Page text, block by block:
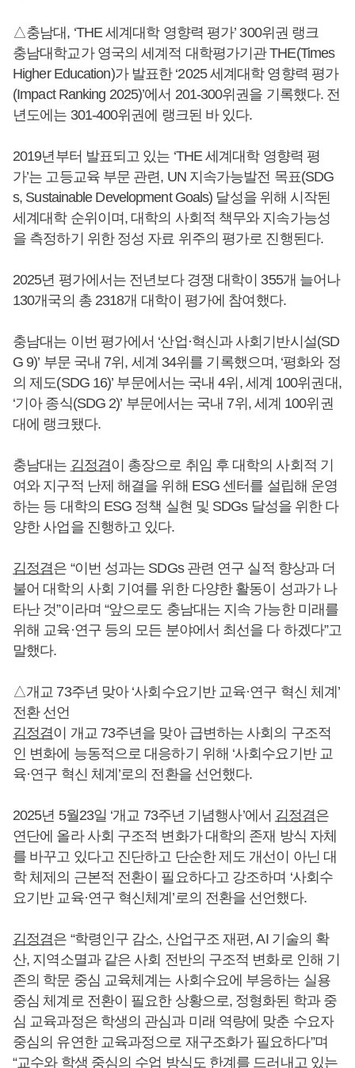
△충남대, ‘THE 세계대학 영향력 평가’ 300위권 랭크
충남대학교가 영국의 세계적 대학평가기관 THE(Times
Higher Education)가 발표한 ‘2025 세계대학 영향력 평가
(Impact Ranking 2025)’에서 201-300위권을 기록했다. 전
년도에는 301-400위권에 랭크된 바 있다.
2019년부터 발표되고 있는 ‘THE 세계대학 영향력 평
가’는 고등교육 부문 관련, UN 지속가능발전 목표(SDG
s, Sustainable Development Goals) 달성을 위해 시작된
세계대학 순위이며, 대학의 사회적 책무와 지속가능성
을 측정하기 위한 정성 자료 위주의 평가로 진행된다.
2025년 평가에서는 전년보다 경쟁 대학이 355개 늘어나
130개국의 총 2318개 대학이 평가에 참여했다.
충남대는 이번 평가에서 ‘산업·혁신과 사회기반시설(SD
G 9)’ 부문 국내 7위, 세계 34위를 기록했으며, ‘평화와 정
의 제도(SDG 16)’ 부문에서는 국내 4위, 세계 100위권대,
‘기아 종식(SDG 2)’ 부문에서는 국내 7위, 세계 100위권
대에 랭크됐다.
충남대는 김정겸이 총장으로 취임 후 대학의 사회적 기
여와 지구적 난제 해결을 위해 ESG 센터를 설립해 운영
하는 등 대학의 ESG 정책 실현 및 SDGs 달성을 위한 다
양한 사업을 진행하고 있다.
김정겸은 “이번 성과는 SDGs 관련 연구 실적 향상과 더
불어 대학의 사회 기여를 위한 다양한 활동이 성과가 나
타난 것”이라며 “앞으로도 충남대는 지속 가능한 미래를
위해 교육·연구 등의 모든 분야에서 최선을 다 하겠다”고
말했다.
△개교 73주년 맞아 ‘사회수요기반 교육·연구 혁신 체계’
전환 선언
김정겸이 개교 73주년을 맞아 급변하는 사회의 구조적
인 변화에 능동적으로 대응하기 위해 ‘사회수요기반 교
육·연구 혁신 체계’로의 전환을 선언했다.
2025년 5월23일 ‘개교 73주년 기념행사’에서 김정겸은
연단에 올라 사회 구조적 변화가 대학의 존재 방식 자체
를 바꾸고 있다고 진단하고 단순한 제도 개선이 아닌 대
학 체제의 근본적 전환이 필요하다고 강조하며 ‘사회수
요기반 교육·연구 혁신체계’로의 전환을 선언했다.
김정겸은 “학령인구 감소, 산업구조 재편, AI 기술의 확
산, 지역소멸과 같은 사회 전반의 구조적 변화로 인해 기
존의 학문 중심 교육체계는 사회수요에 부응하는 실용
중심 체계로 전환이 필요한 상황으로, 정형화된 학과 중
심 교육과정은 학생의 관심과 미래 역량에 맞춘 수요자
중심의 유연한 교육과정으로 재구조화가 필요하다”며
“교수와 학생 중심의 수업 방식도 한계를 드러내고 있는